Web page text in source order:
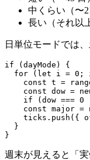
中くらい（〜
長い（それ以
日単位モードでは
if (dayMode) {
for (let i = 0;
const t =
const dow =
if (dow === 0
const major =
ticks.push({
  }
週末が見えると「